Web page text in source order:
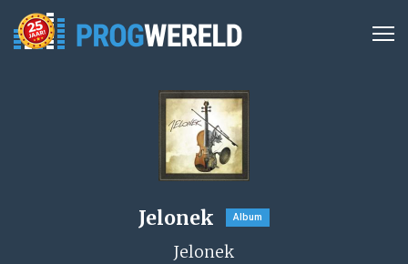
Jelonek Album
Jelonek